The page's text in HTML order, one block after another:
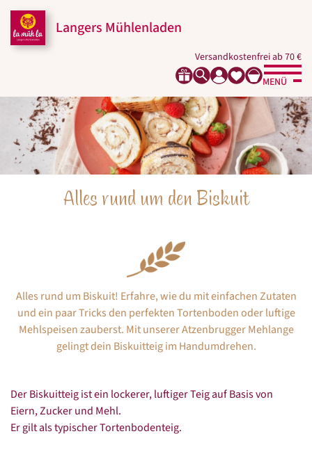
Seitenbereiche:
Zum
Inhalt
Zur
Hauptnavigation
Zur
FooternavigationLangers Mühlenladen
Versandkostenfrei ab 70 €
MENÜ
Alles rund um den Biskuit
Alles rund um Biskuit! Erfahre, wie du mit einfachen Zutaten
und ein paar Tricks den perfekten Tortenboden oder luftige
Mehlspeisen zauberst. Mit unserer Atzenbrugger Mehlange
gelingt dein Biskuitteig im Handumdrehen.
Der Biskuitteig ist ein lockerer, luftiger Teig auf Basis von
Eiern, Zucker und Mehl.
Er gilt als typischer Tortenbodenteig.